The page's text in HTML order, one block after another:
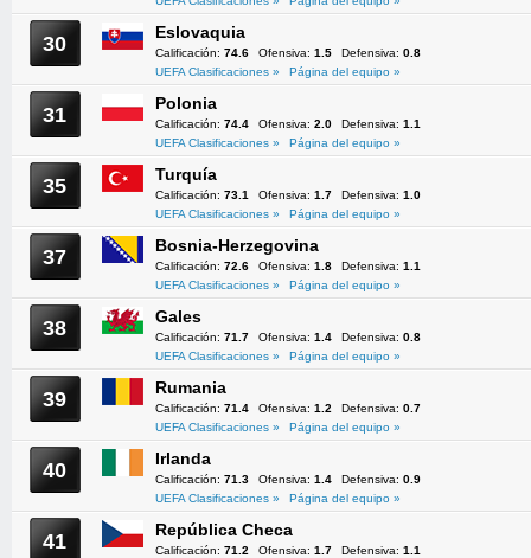
30 Eslovaquia
Calificación: 74.6 Ofensiva: 1.5 Defensiva: 0.8
UEFA Clasificaciones »
Página del equipo »
31 Polonia
Calificación: 74.4 Ofensiva: 2.0 Defensiva: 1.1
UEFA Clasificaciones »
Página del equipo »
35 Turquía
Calificación: 73.1 Ofensiva: 1.7 Defensiva: 1.0
UEFA Clasificaciones »
Página del equipo »
37 Bosnia-Herzegovina
Calificación: 72.6 Ofensiva: 1.8 Defensiva: 1.1
UEFA Clasificaciones »
Página del equipo »
38 Gales
Calificación: 71.7 Ofensiva: 1.4 Defensiva: 0.8
UEFA Clasificaciones »
Página del equipo »
39 Rumania
Calificación: 71.4 Ofensiva: 1.2 Defensiva: 0.7
UEFA Clasificaciones »
Página del equipo »
40 Irlanda
Calificación: 71.3 Ofensiva: 1.4 Defensiva: 0.9
UEFA Clasificaciones »
Página del equipo »
41 República Checa
Calificación: 71.2 Ofensiva: 1.7 Defensiva: 1.1